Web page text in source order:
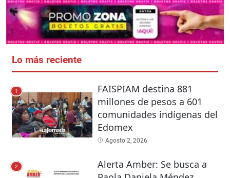
Lo más reciente
1
FAISPIAM destina 881
millones de pesos a 601
comunidades indígenas del
Edomex
Agosto 2, 2026
2
Alerta Amber: Se busca a